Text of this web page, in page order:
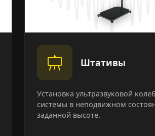
Штативы
Установка ультразвуковой
системы в неподвижном
заданной высоте.